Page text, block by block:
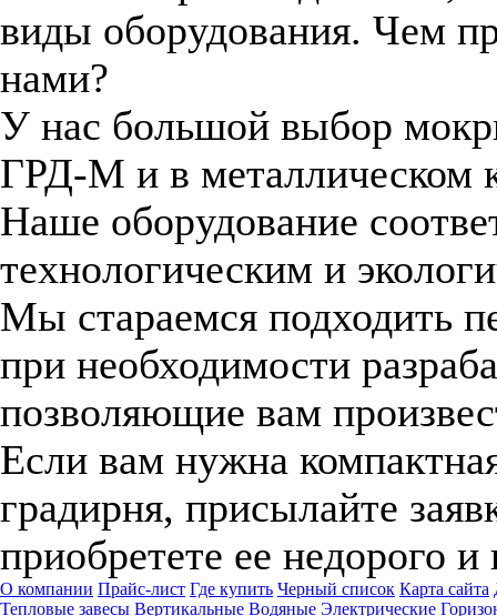
виды оборудования. Чем
нами?
У нас большой выбор
ГРД-М и в металлическом
Наше оборудование
технологическим и
Мы стараемся подходить
при необходимости
позволяющие вам
Если вам нужна
градирня, присылайте
приобретете ее недорого
О компании Прайс-лист Где купить Черный список Карта сайта
Тепловые завесы Вертикальные Водяные Электрические